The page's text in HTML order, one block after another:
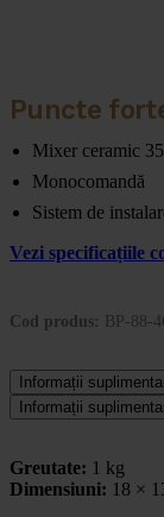
Puncte
Mixer ceramic
Monocomandă
Sistem de
Vezi specificațiile
Cod produs: BP-88-
Informații
Informații
Greutate: 1 kg
Dimensiuni: 18 ×